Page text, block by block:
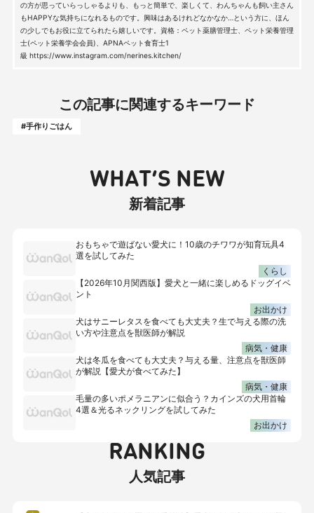
の方が思っていらっしゃるよりも、もっと簡単で、楽しくて、わんちゃんも飼い主さん
もHAPPYな気持ちになれるものです。興味はあるけれどなかなか…という方に、ほん
の少しでもお役に立てられたら嬉しいです。資格：ペット薬膳管理士、ペット栄養管理
士(ペット栄養学会会員)、APNAペット食育士1
級 https://www.instagram.com/nerines.kitchen/
この記事に関連するキーワード
#手作りごはん
WHAT’S NEW
新着記事
おもちゃで遊ばない愛犬に！10歳のチワワが知育玩具4
選を試してみた
くらし
【2026年10月関西版】愛犬と一緒に楽しめるドッグイベ
ント
お出かけ
犬はサニーレタスを食べても大丈夫？生で与える際の洗
い方や注意点を獣医師が解説
病気・健康
犬は冬瓜を食べても大丈夫？与える量、注意点を獣医師
が解説【愛犬が食べてみた】
病気・健康
毛量の多いポメラニアンに似合う？カインズの犬用首輪
4選＆光るネックリングを試してみた
お出かけ
RANKING
人気記事